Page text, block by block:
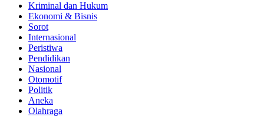
Kriminal dan Hukum
Ekonomi & Bisnis
Sorot
Internasional
Peristiwa
Pendidikan
Nasional
Otomotif
Politik
Aneka
Olahraga